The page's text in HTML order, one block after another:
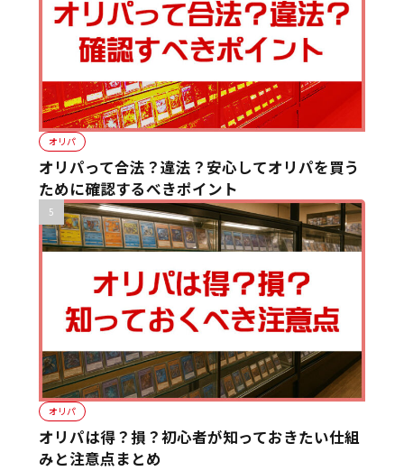
オリパ
オリパって合法？違法？安心してオリパを買う
ために確認するべきポイント
オリパ
オリパは得？損？初心者が知っておきたい仕組
みと注意点まとめ